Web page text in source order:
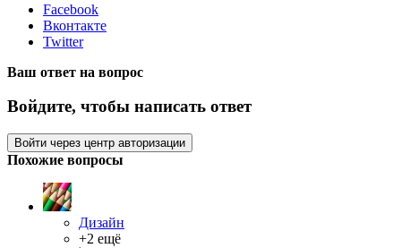
Facebook
Вконтакте
Twitter
Ваш ответ на вопрос
Войдите, чтобы написать ответ
Войти через центр авторизации
Похожие вопросы
Дизайн
+2 ещё